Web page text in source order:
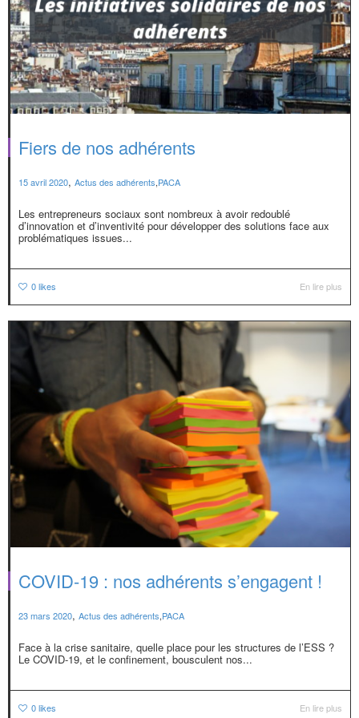
Fiers de nos adhérents
15 avril 2020, Actus des adhérents,PACA
Les entrepreneurs sociaux sont nombreux à avoir redoublé
d’innovation et d’inventivité pour développer des solutions face aux
problématiques issues...
0likes En lire plus
COVID-19 : nos adhérents s’engagent !
23 mars 2020, Actus des adhérents,PACA
Face à la crise sanitaire, quelle place pour les structures de l’ESS ?
Le COVID-19, et le confinement, bousculent nos...
0likes En lire plus